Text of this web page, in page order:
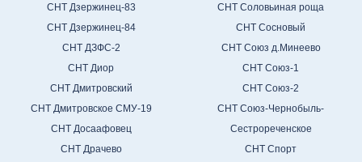
СНТ Дзержинец-83
СНТ Дзержинец-84
СНТ ДЗФС-2
СНТ Диор
СНТ Дмитровский
СНТ Дмитровское СМУ-19
СНТ Досаафовец
СНТ Драчево
СНТ Соловьиная роща
СНТ Сосновый
СНТ Союз д.Минеево
СНТ Союз-1
СНТ Союз-2
СНТ Союз-Чернобыль-
Сестрореченское
СНТ Спорт